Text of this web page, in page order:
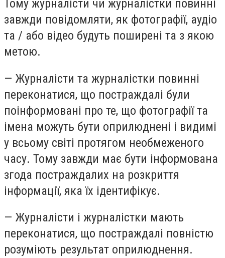
Тому журналісти чи журналістки повинні
завжди повідомляти, як фотографії, аудіо
та / або відео будуть поширені та з якою
метою.
— Журналісти та журналістки повинні
переконатися, що постраждалі були
поінформовані про те, що фотографії та
імена можуть бути оприлюднені і видимі
у всьому світі протягом необмеженого
часу. Тому завжди має бути інформована
згода постраждалих на розкриття
інформації, яка їх ідентифікує.
— Журналісти і журналістки мають
переконатися, що постраждалі повністю
розуміють результат оприлюднення.